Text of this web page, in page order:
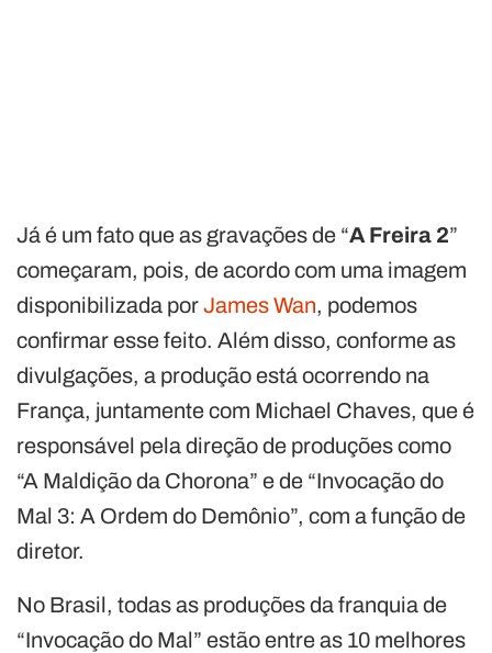
Já é um fato que as gravações de “A Freira 2”
começaram, pois, de acordo com uma imagem
disponibilizada porJames Wan, podemos
confirmar esse feito. Além disso, conforme as
divulgações, a produção está ocorrendo na
França, juntamente com Michael Chaves, que é
responsável pela direção de produções como
“A Maldição da Chorona” e de “Invocação do
Mal 3: A Ordem do Demônio”, com a função de
diretor.
No Brasil, todas as produções da franquia de
“Invocação do Mal” estão entre as 10 melhores